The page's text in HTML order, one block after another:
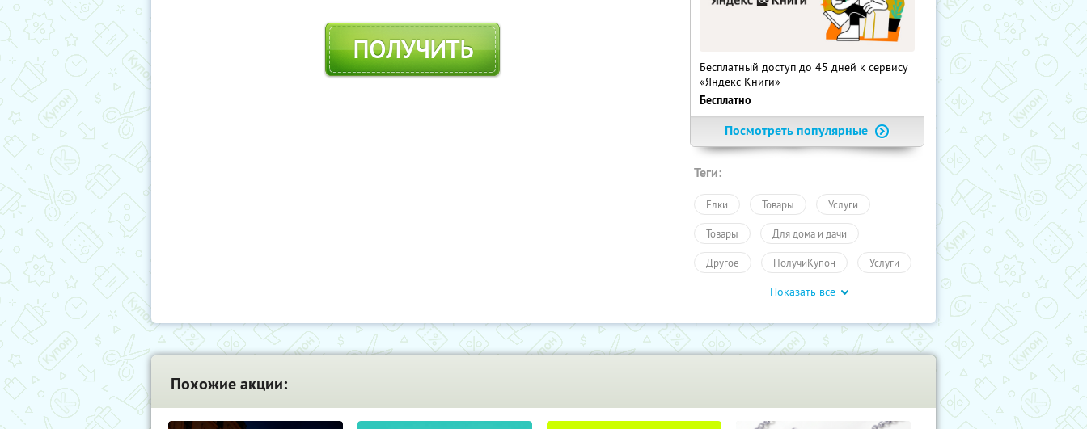
ПОЛУЧИТЬ
Бесплатный доступ до 45 дней к сервису
«Яндекс Книги»
Бесплатно
Посмотреть популярные
Теги:
Ёлки Товары Услуги
Товары Для дома и дачи
Другое ПолучиКупон Услуги
Показать все
Похожие акции: